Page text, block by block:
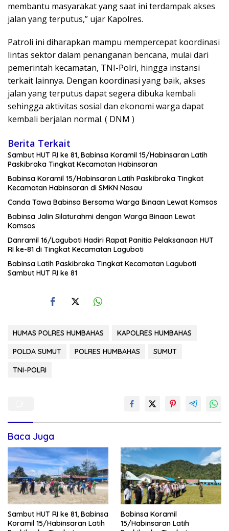
membantu masyarakat yang saat ini terdampak akses
jalan yang terputus,” ujar Kapolres.
Patroli ini diharapkan mampu mempercepat koordinasi
lintas sektor dalam penanganan bencana, mulai dari
pemerintah kecamatan, TNI-Polri, hingga instansi
terkait lainnya. Dengan koordinasi yang baik, akses
jalan yang terputus dapat segera dibuka kembali
sehingga aktivitas sosial dan ekonomi warga dapat
kembali berjalan normal. ( DNM )
Berita Terkait
Sambut HUT RI ke 81, Babinsa Koramil 15/Habinsaran Latih
Paskibraka Tingkat Kecamatan Habinsaran
Babinsa Koramil 15/Habinsaran Latih Paskibraka Tingkat
Kecamatan Habinsaran di SMKN Nasau
Canda Tawa Babinsa Bersama Warga Binaan Lewat Komsos
Babinsa Jalin Silaturahmi dengan Warga Binaan Lewat
Komsos
Danramil 16/Laguboti Hadiri Rapat Panitia Pelaksanaan HUT
RI ke-81 di Tingkat Kecamatan Laguboti
Babinsa Latih Paskibraka Tingkat Kecamatan Laguboti
Sambut HUT RI ke 81
HUMAS POLRES HUMBAHAS
KAPOLRES HUMBAHAS
POLDA SUMUT
POLRES HUMBAHAS
SUMUT
TNI-POLRI
Baca Juga
Sambut HUT RI ke 81, Babinsa
Koramil 15/Habinsaran Latih
Babinsa Koramil
15/Habinsaran Latih